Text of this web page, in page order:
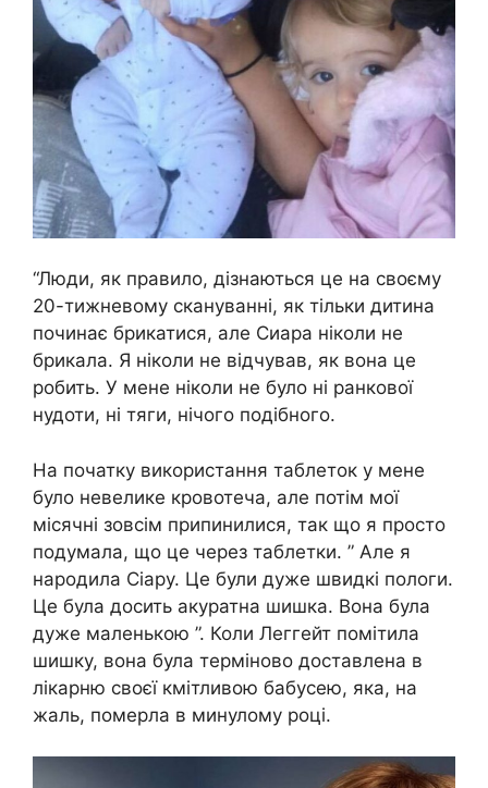
“Люди, як правило, дізнаються це на своєму
20-тижневому скануванні, як тільки дитина
починає брикатися, але Сиара ніколи не
брикала. Я ніколи не відчував, як вона це
робить. У мене ніколи не було ні ранкової
нудоти, ні тяги, нічого подібного.
На початку використання таблеток у мене
було невелике кровотеча, але потім мої
місячні зовсім припинилися, так що я просто
подумала, що це через таблетки. ” Але я
народила Сіару. Це були дуже швидкі пологи.
Це була досить акуратна шишка. Вона була
дуже маленькою ”. Коли Леггейт помітила
шишку, вона була терміново доставлена ​​в
лікарню своєї кмітливою бабусею, яка, на
жаль, померла в минулому році.